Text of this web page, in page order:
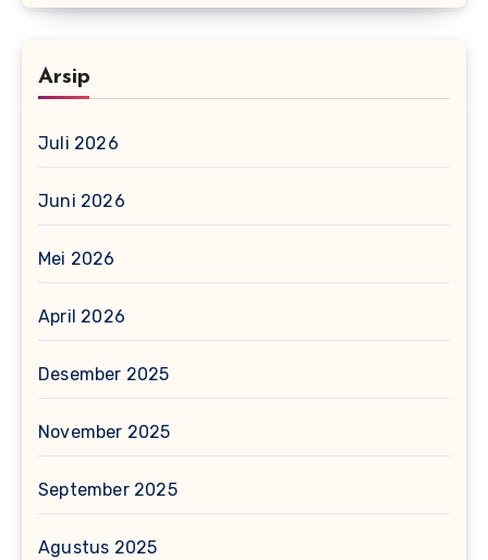
Arsip
Juli 2026
Juni 2026
Mei 2026
April 2026
Desember 2025
November 2025
September 2025
Agustus 2025